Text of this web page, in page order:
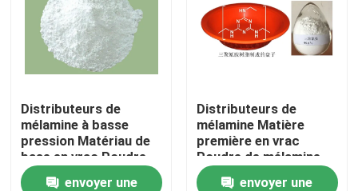
Matière première de granules en plastique
Machine de moulage par injection plastique
Moulage par injection en plastique
Revêtements et peintures
Distributeurs de
mélamine à basse
pression Matériau de
base en vrac Poudre
de mélamine 99,8%
envoyer une
Distributeurs de
mélamine Matière
première en vrac
Poudre de mélamine
99,8%
envoyer une